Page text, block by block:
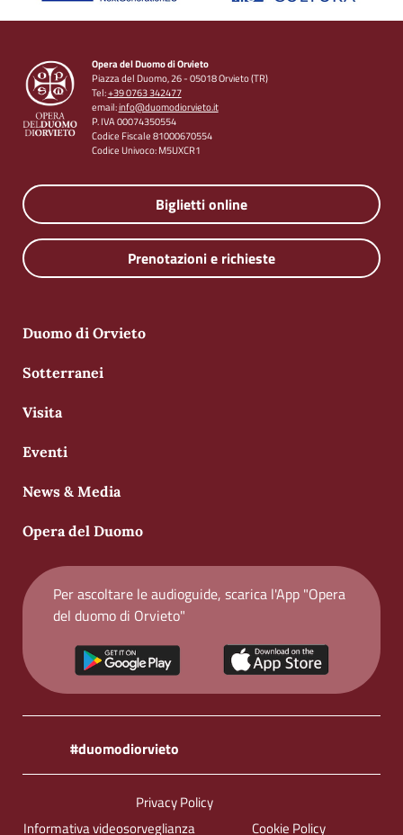
Opera del Duomo di Orvieto
Piazza del Duomo, 26 - 05018 Orvieto (TR)
Tel:+39 0763 342477
email:info@duomodiorvieto.it
P. IVA 00074350554
Codice Fiscale 81000670554
Codice Univoco: M5UXCR1
Biglietti online
Prenotazioni e richieste
Duomo di Orvieto
Sotterranei
Visita
Eventi
News & Media
Opera del Duomo
Per ascoltare le audioguide, scarica l'App "Opera
del duomo di Orvieto"
#duomodiorvieto
Privacy Policy
Informativa videosorveglianza
Cookie Policy